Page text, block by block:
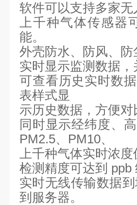
软件可以支持多家
上千种气体传感器
能。
外壳防水、防风、
实时显示监测数据
可查看历史实时数
表样式显
示历史数据，方便对
同时显示经纬度、
PM2.5、PM10、
上千种气体实时浓度
检测精度可达到 ppb
实时无线传输数据
到服务器。